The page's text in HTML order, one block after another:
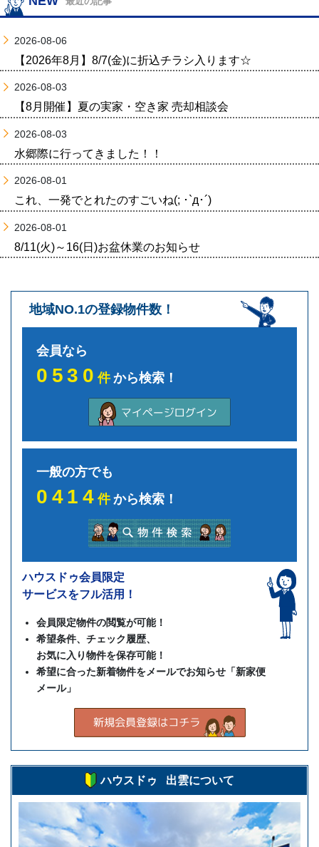
2026-08-06
【2026年8月】8/7(金)に折込チラシ入ります☆
2026-08-03
【8月開催】夏の実家・空き家 売却相談会
2026-08-03
水郷際に行ってきました！！
2026-08-01
これ、一発でとれたのすごいね(; ･`д･´)
2026-08-01
8/11(火)～16(日)お盆休業のお知らせ
地域NO.1の登録物件数！
会員なら
0530件から検索！
一般の方でも
0414件から検索！
ハウスドゥ会員限定
サービスをフル活用！
会員限定物件の閲覧が可能！
希望条件、チェック履歴、
お気に入り物件を保存可能！
希望に合った新着物件をメールでお知らせ「新家便
メール」
ハウスドゥ 出雲について